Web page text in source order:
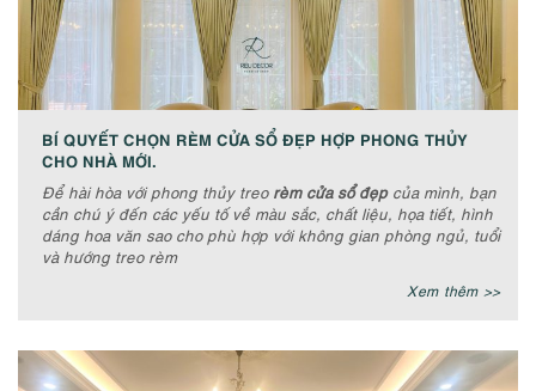
BÍ QUYẾT CHỌN RÈM CỬA SỔ ĐẸP HỢP PHONG THỦY
CHO NHÀ MỚI.
Để hài hòa với phong thủy treo rèm cửa sổ đẹpcủa mình, bạn
cần chú ý đến các yếu tố về màu sắc, chất liệu, họa tiết, hình
dáng hoa văn sao cho phù hợp với không gian phòng ngủ, tuổi
và hướng treo rèm
Xem thêm >>